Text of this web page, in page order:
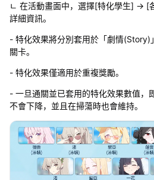
ㄴ 在活動畫面中，選擇[特化學生] → [
詳細資訊。
- 特化效果將分別套用於「劇情
關卡。
- 特化效果僅適用於重複獎勵。
- 一旦通關並已套用的特化效果數值，
不會下降，並且在掃蕩時也會維持。